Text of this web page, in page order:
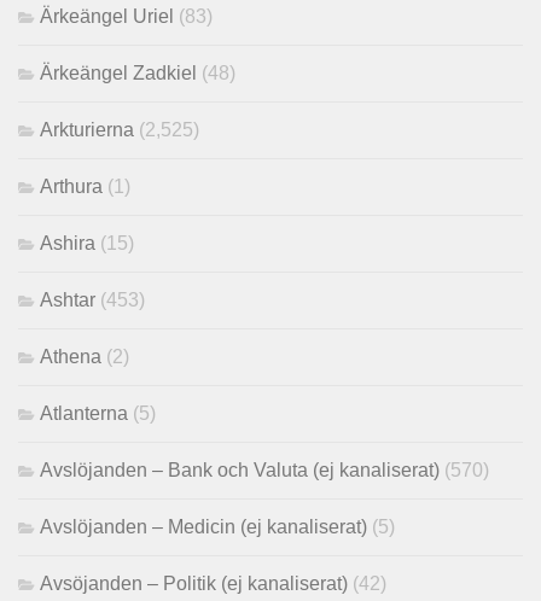
Ärkeängel Uriel (83)
Ärkeängel Zadkiel (48)
Arkturierna (2,525)
Arthura (1)
Ashira (15)
Ashtar (453)
Athena (2)
Atlanterna (5)
Avslöjanden – Bank och Valuta (ej kanaliserat) (570)
Avslöjanden – Medicin (ej kanaliserat) (5)
Avsöjanden – Politik (ej kanaliserat) (42)